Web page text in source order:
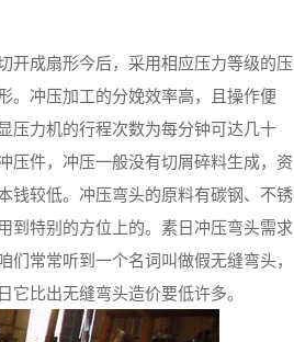
开成扇形今后，采用相应压力等级的压
。冲压加工的分娩效率高，且操作便
压力机的行程次数为每分钟可达几十
压件，冲压一般没有切屑碎料生成，资
钱较低。冲压弯头的原料有碳钢、不锈
到特别的方位上的。素日冲压弯头需求
常常听到一个名词叫做假无缝弯头，
比出无缝弯头造价要低许多。